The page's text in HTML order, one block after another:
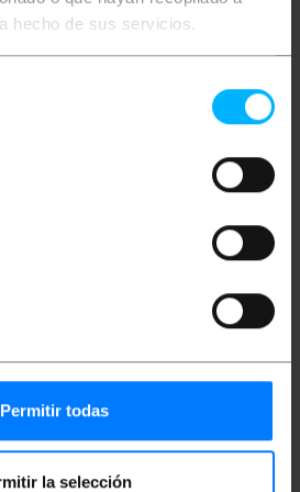
hecho de sus servicios.
Permitir todas
la selección
protocolos de conexão
diversos dispositivos
para conectar periféricos
dados, também fornece energia,
de dispositivos.
conector USB A macho em
do cabo: 70 cm.
um extensor USB.
de transferência de dados de até
g